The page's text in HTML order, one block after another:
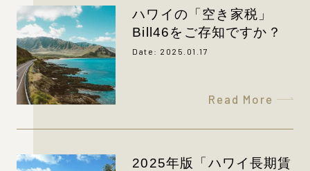
ハワイの「空き家税」
Bill46をご存知ですか？
Date: 2025.01.17
Read More
2025年版「ハワイ長期賃